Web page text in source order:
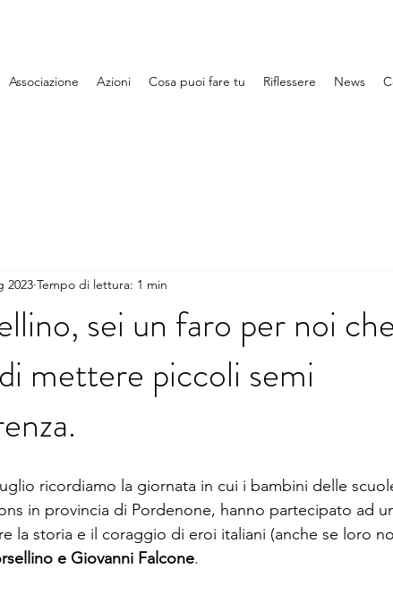
Associazione Azioni Cosa puoi fare tu Riflessere News
sei un faro per noi che
mettere piccoli semi
2023 Tempo di lettura: 1 min
ricordiamo la giornata in cui i bambini delle
in provincia di Pordenone, hanno partecipato ad
la storia e il coraggio di eroi italiani (anche se loro
e Giovanni Falcone.